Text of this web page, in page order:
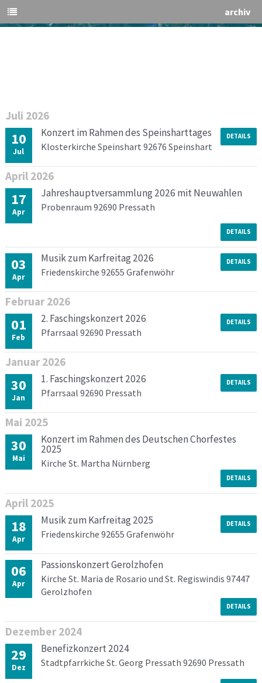
archiv
Juli 2026
10
Jul
Konzert im Rahmen des Speinsharttages
Klosterkirche Speinshart 92676 Speinshart
DETAILS
April 2026
17
Apr
Jahreshauptversammlung 2026 mit Neuwahlen
Probenraum 92690 Pressath
DETAILS
03
Apr
Musik zum Karfreitag 2026
Friedenskirche 92655 Grafenwöhr
DETAILS
Februar 2026
01
Feb
2. Faschingskonzert 2026
Pfarrsaal 92690 Pressath
DETAILS
Januar 2026
30
Jan
1. Faschingskonzert 2026
Pfarrsaal 92690 Pressath
DETAILS
Mai 2025
30
Mai
Konzert im Rahmen des Deutschen Chorfestes
2025
Kirche St. Martha Nürnberg
DETAILS
April 2025
18
Apr
Musik zum Karfreitag 2025
Friedenskirche 92655 Grafenwöhr
DETAILS
06
Apr
Passionskonzert Gerolzhofen
Kirche St. Maria de Rosario und St. Regiswindis 97447
Gerolzhofen
DETAILS
Dezember 2024
29
Dez
Benefizkonzert 2024
Stadtpfarrkiche St. Georg Pressath 92690 Pressath